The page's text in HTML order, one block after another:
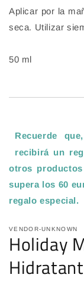
Aplicar por la
seca. Utilizar
50 ml
Recuerde
recibirá un
otros
supera los 60
regalo especial.
VENDOR-UNKNOWN
Holiday